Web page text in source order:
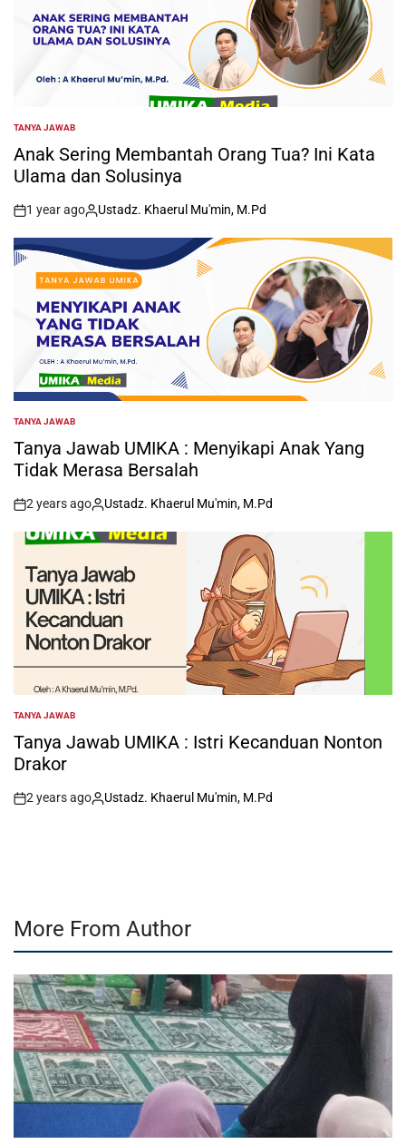
POSTED
IN
TANYA JAWAB
Anak Sering Membantah Orang Tua? Ini Kata
Ulama dan Solusinya
on
1 year ago
Posted
by
Ustadz. Khaerul Mu'min, M.Pd
POSTED
IN
TANYA JAWAB
Tanya Jawab UMIKA : Menyikapi Anak Yang
Tidak Merasa Bersalah
on
2 years ago
Posted
by
Ustadz. Khaerul Mu'min, M.Pd
POSTED
IN
TANYA JAWAB
Tanya Jawab UMIKA : Istri Kecanduan Nonton
Drakor
on
2 years ago
Posted
Ustadz. Khaerul Mu'min, M.Pd
More From Author